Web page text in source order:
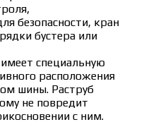
безопасности, кран
бустера или
специальную
расположения
шины. Раструб
не повредит
с ним.